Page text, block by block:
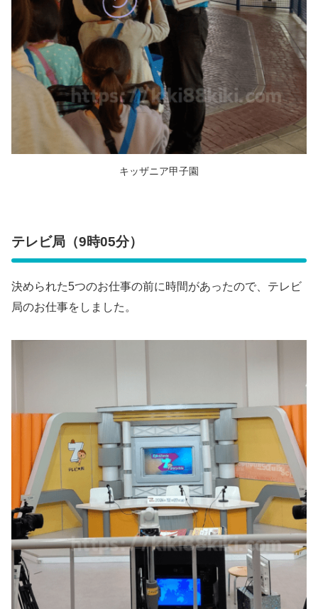
キッザニア甲子園
テレビ局（9時05分）
決められた5つのお仕事の前に時間があったので、テレビ
局のお仕事をしました。